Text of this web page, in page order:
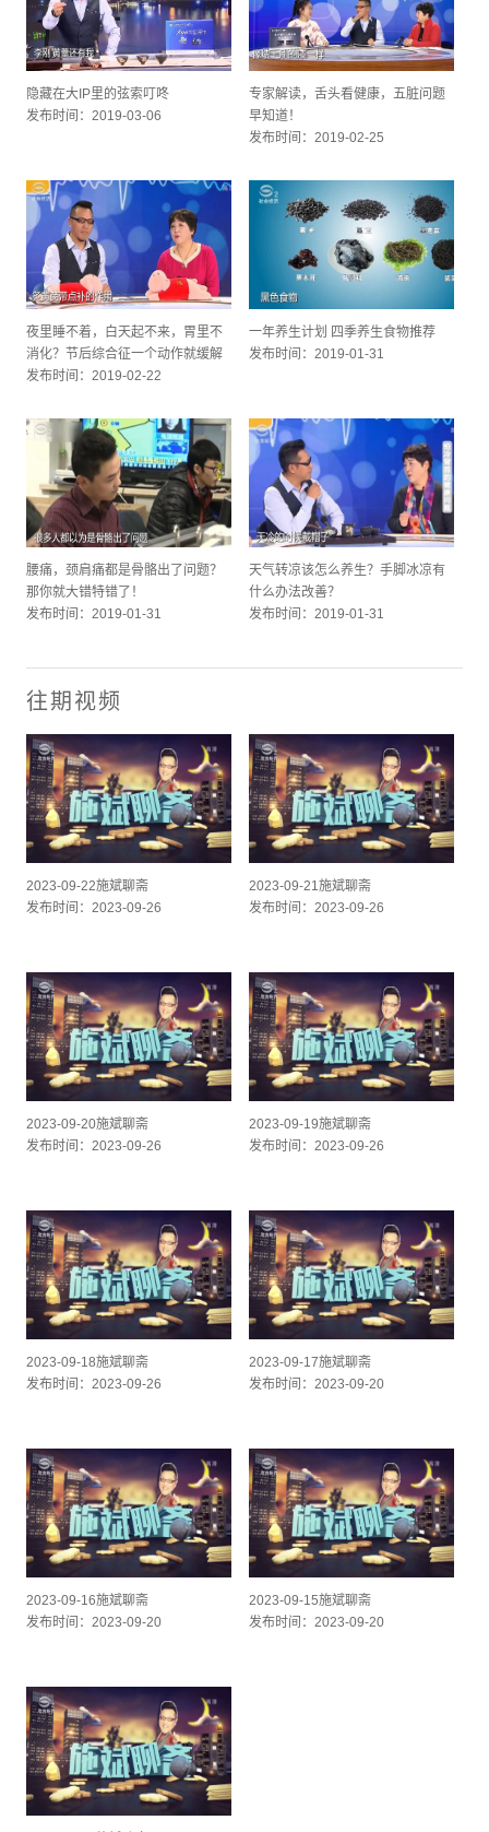
隐藏在大IP里的弦索叮咚
发布时间：2019-03-06
专家解读，舌头看健康，五脏问题
早知道！
发布时间：2019-02-25
夜里睡不着，白天起不来，胃里不
消化？节后综合征一个动作就缓解
发布时间：2019-02-22
一年养生计划 四季养生食物推荐
发布时间：2019-01-31
腰痛，颈肩痛都是骨骼出了问题？
那你就大错特错了！
发布时间：2019-01-31
天气转凉该怎么养生？手脚冰凉有
什么办法改善？
发布时间：2019-01-31
往期视频
2023-09-22施斌聊斋
发布时间：2023-09-26
2023-09-21施斌聊斋
发布时间：2023-09-26
2023-09-20施斌聊斋
发布时间：2023-09-26
2023-09-19施斌聊斋
发布时间：2023-09-26
2023-09-18施斌聊斋
发布时间：2023-09-26
2023-09-17施斌聊斋
发布时间：2023-09-20
2023-09-16施斌聊斋
发布时间：2023-09-20
2023-09-15施斌聊斋
发布时间：2023-09-20